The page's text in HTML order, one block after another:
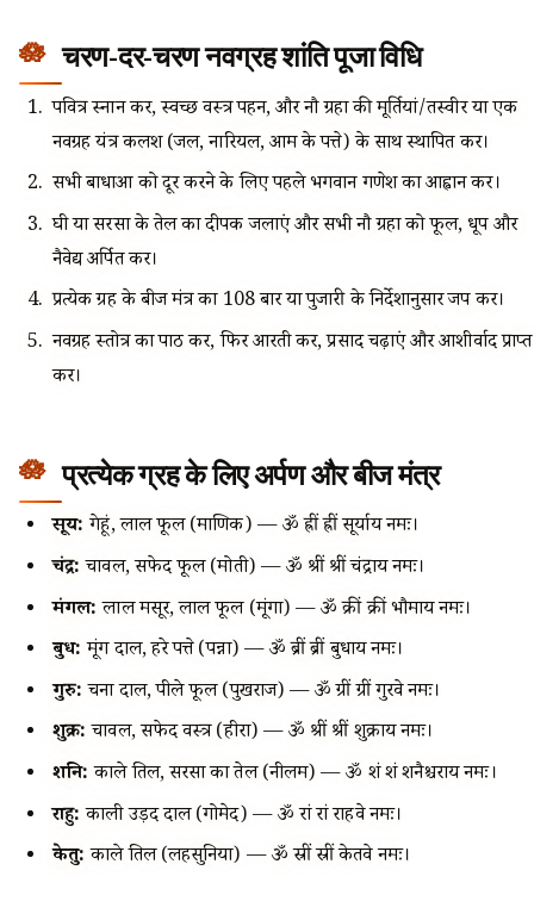
चरण-दर-चरण नवग्रह शांति पूजा विधि
पवित्र स्नान करें, स्वच्छ वस्त्र पहनें, और नौ ग्रहों की मूर्तियां/तस्वीरें या एक
नवग्रह यंत्र कलश (जल, नारियल, आम के पत्ते) के साथ स्थापित करें।
सभी बाधाओं को दूर करने के लिए पहले भगवान गणेश का आह्वान करें।
घी या सरसों के तेल का दीपक जलाएं और सभी नौ ग्रहों को फूल, धूप और
नैवेद्य अर्पित करें।
प्रत्येक ग्रह के बीज मंत्र का 108 बार या पुजारी के निर्देशानुसार जप करें।
नवग्रह स्तोत्र का पाठ करें, फिर आरती करें, प्रसाद चढ़ाएं और आशीर्वाद प्राप्त
करें।
प्रत्येक ग्रह के लिए अर्पण और बीज मंत्र
सूर्य:गेहूं, लाल फूल (माणिक) — ॐ ह्रीं ह्रीं सूर्याय नमः।
चंद्र:चावल, सफेद फूल (मोती) — ॐ श्रीं श्रीं चंद्राय नमः।
मंगल:लाल मसूर, लाल फूल (मूंगा) — ॐ क्रीं क्रीं भौमाय नमः।
बुध:मूंग दाल, हरे पत्ते (पन्ना) — ॐ ब्रीं ब्रीं बुधाय नमः।
गुरु:चना दाल, पीले फूल (पुखराज) — ॐ ग्रीं ग्रीं गुरवे नमः।
शुक्र:चावल, सफेद वस्त्र (हीरा) — ॐ श्रीं श्रीं शुक्राय नमः।
शनि:काले तिल, सरसों का तेल (नीलम) — ॐ शं शं शनैश्चराय नमः।
राहु:काली उड़द दाल (गोमेद) — ॐ रां रां राहवे नमः।
केतु:काले तिल (लहसुनिया) — ॐ स्रीं स्रीं केतवे नमः।